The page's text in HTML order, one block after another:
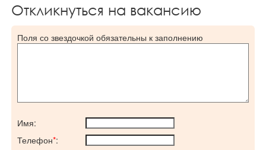
Откликнуться на вакансию
Поля со звездочкой обязательны к заполнению
Имя:
Телефон*: